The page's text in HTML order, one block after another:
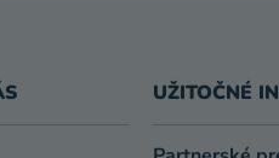
UŽITOČNÉ